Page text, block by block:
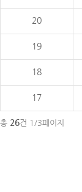
20
19
18
17
총 26건 1/3페이지